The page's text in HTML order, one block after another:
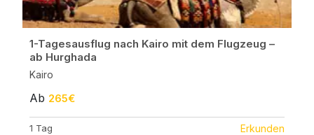
1-Tagesausflug nach Kairo mit dem Flugzeug –
ab Hurghada
Kairo
Ab 265€
1 Tag Erkunden